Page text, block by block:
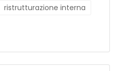
ristrutturazione interna